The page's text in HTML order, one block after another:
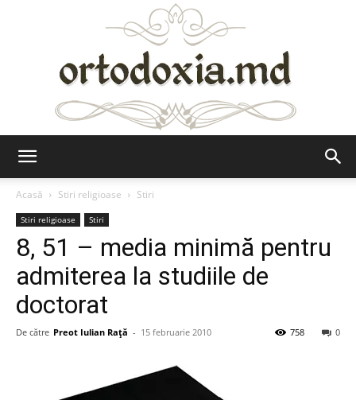
Acasă
Stiri religioase Stiri
Stiri religioase Stiri
8, 51 – media minimă pentru
admiterea la studiile de
doctorat
De către Preot Iulian Raţă - 15 februarie 2010 0
758